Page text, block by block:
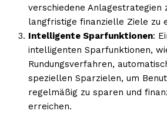
verschiedene Anlagestrategien
langfristige finanzielle Ziele zu
Intelligente Sparfunktionen:
intelligenten Sparfunktionen,
Rundungsverfahren,
speziellen Sparzielen, um
regelmäßig zu sparen und
erreichen.